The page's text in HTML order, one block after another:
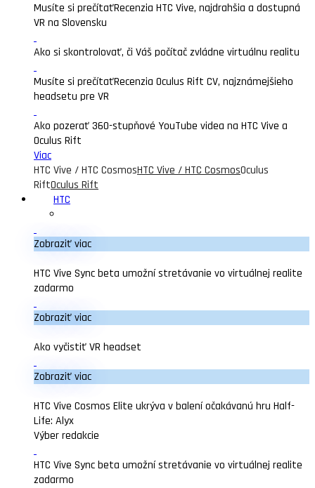
Musíte si prečítaťRecenzia HTC Vive, najdrahšia a dostupná
VR na Slovensku
Ako si skontrolovať, či Váš počítač zvládne virtuálnu realitu
Musíte si prečítaťRecenzia Oculus Rift CV, najznámejšieho
headsetu pre VR
Ako pozerať 360-stupňové YouTube videa na HTC Vive a
Oculus Rift
Viac
HTC Vive / HTC CosmosHTC Vive / HTC CosmosOculus
RiftOculus Rift
HTC
Zobraziť viac
HTC Vive Sync beta umožní stretávanie vo virtuálnej realite
zadarmo
Zobraziť viac
Ako vyčistiť VR headset
Zobraziť viac
HTC Vive Cosmos Elite ukrýva v balení očakávanú hru Half-
Life: Alyx
Výber redakcie
HTC Vive Sync beta umožní stretávanie vo virtuálnej realite
zadarmo